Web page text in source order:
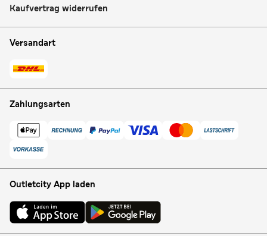
Kaufvertrag widerrufen
Versandart
Zahlungsarten
Outletcity App laden